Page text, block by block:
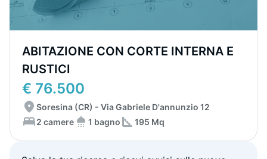
ABITAZIONE CON CORTE INTERNA E
RUSTICI
€ 76.500
Soresina (CR) - Via Gabriele D'annunzio 12
2 camere
1 bagno 195 Mq